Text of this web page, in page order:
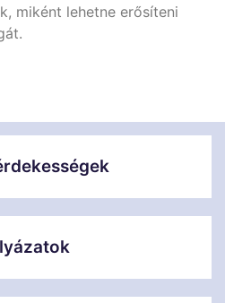
miként lehetne erősíteni